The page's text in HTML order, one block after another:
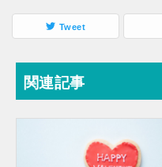
Tweet
関連記事